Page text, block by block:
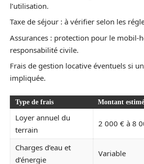
l’utilisation.
Taxe de séjour : à vérifier selon les
Assurances : protection pour le mobil-
responsabilité civile.
Frais de gestion locative éventuels si
impliquée.
Type de frais Montant estimé
Loyer annuel du
terrain
2 000 € à 8
Charges d’eau et
d’énergie
Variable